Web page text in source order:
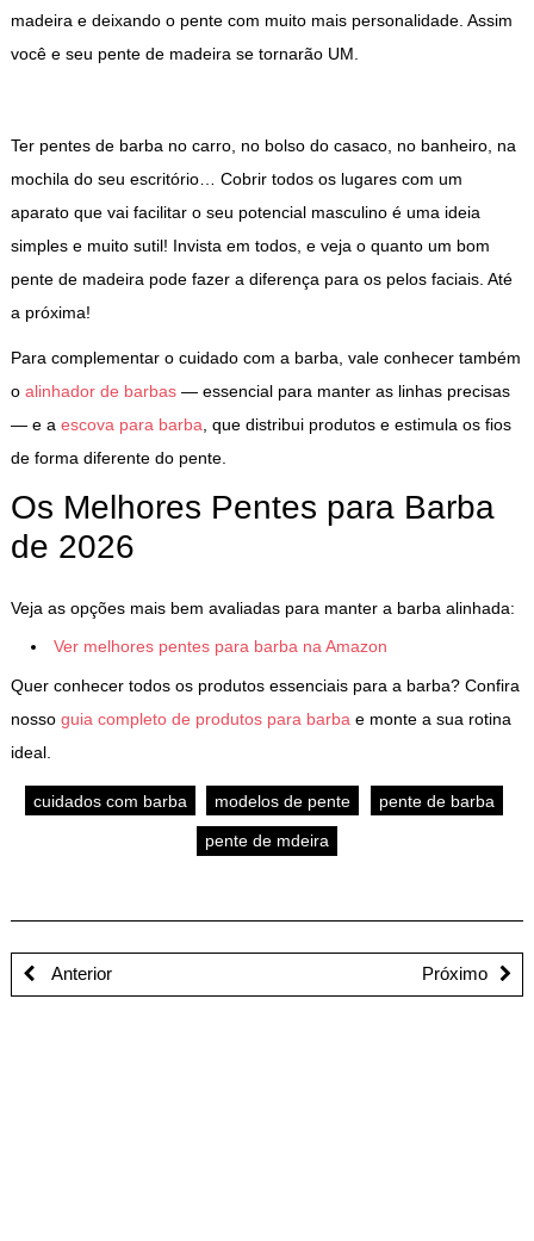
madeira e deixando o pente com muito mais personalidade. Assim
você e seu pente de madeira se tornarão UM.
Ter pentes de barba no carro, no bolso do casaco, no banheiro, na
mochila do seu escritório… Cobrir todos os lugares com um
aparato que vai facilitar o seu potencial masculino é uma ideia
simples e muito sutil! Invista em todos, e veja o quanto um bom
pente de madeira pode fazer a diferença para os pelos faciais. Até
a próxima!
Para complementar o cuidado com a barba, vale conhecer também
o alinhador de barbas— essencial para manter as linhas precisas
— e a escova para barba , que distribui produtos e estimula os fios
de forma diferente do pente.
Os Melhores Pentes para Barba
de 2026
Veja as opções mais bem avaliadas para manter a barba alinhada:
Ver melhores pentes para barba na Amazon
Quer conhecer todos os produtos essenciais para a barba? Confira
nosso guia completo de produtos para barba e monte a sua rotina
ideal.
cuidados com barba modelos de pente pente de barba
pente de mdeira
Anterior Próximo